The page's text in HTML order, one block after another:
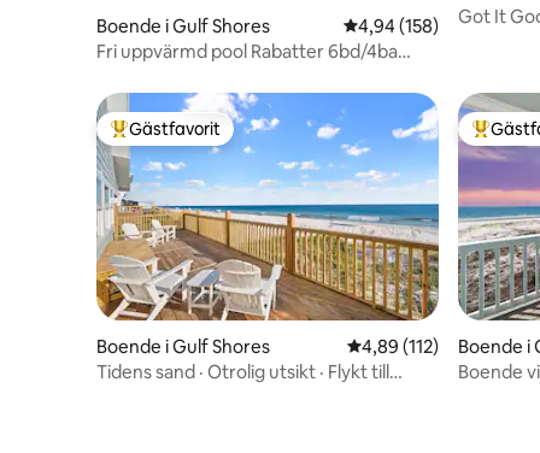
Boende i Gulf Shores 4,94 av 5 i
4,94 (158)
Fri uppvärmd pool Rabatter 6bd/4ba
Got It
Populär gästfavorit
Gästfavorit
Boende i Gulf Shores 4,89 av 5 i
4,89 (112)
Tidens sand · Otrolig utsikt · Flykt till
Boende i
Boende